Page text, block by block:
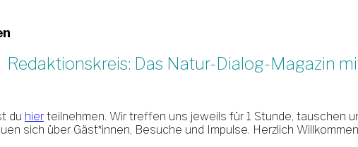
Redaktionskreis: Das Natur-Dialog-Magazin
du hier teilnehmen. Wir treffen uns jeweils für 1 Stunde, tauschen
sich über Gäst*innen, Besuche und Impulse. Herzlich